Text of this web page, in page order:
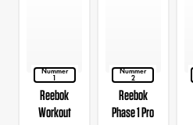
Nummer
1
Reebok
Workout
Nummer
2
Reebok
Phase 1 Pro